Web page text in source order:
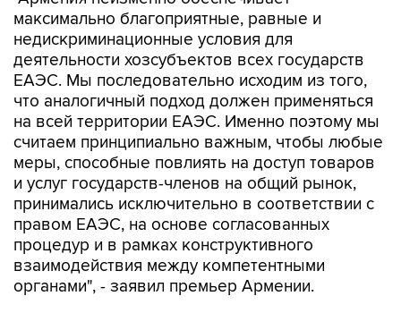
максимально благоприятные, равные и
недискриминационные условия для
деятельности хозсубъектов всех государств
ЕАЭС. Мы последовательно исходим из того,
что аналогичный подход должен применяться
на всей территории ЕАЭС. Именно поэтому мы
считаем принципиально важным, чтобы любые
меры, способные повлиять на доступ товаров
и услуг государств-членов на общий рынок,
принимались исключительно в соответствии с
правом ЕАЭС, на основе согласованных
процедур и в рамках конструктивного
взаимодействия между компетентными
органами", - заявил премьер Армении.